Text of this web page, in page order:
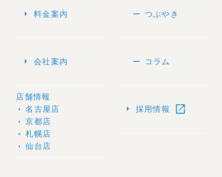
arrow_right 料金案内
arrow_right 会社案内
店舗情報
arrow_right 名古屋店
arrow_right 京都店
arrow_right 札幌店
arrow_right 仙台店
remove つぶやき
remove コラム
arrow_right 採用情報 open_in_new